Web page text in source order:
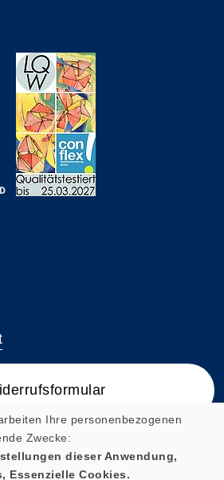
Ihre personenbezogenen
Zwecke:
dieser Anwendung,
Essenzielle Cookies.